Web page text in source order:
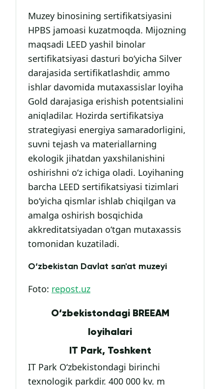
Muzey binosining sertifikatsiyasini
HPBS jamoasi kuzatmoqda. Mijozning
maqsadi LEED yashil binolar
sertifikatsiyasi dasturi bo‘yicha Silver
darajasida sertifikatlashdir, ammo
ishlar davomida mutaxassislar loyiha
Gold darajasiga erishish potentsialini
aniqladilar. Hozirda sertifikatsiya
strategiyasi energiya samaradorligini,
suvni tejash va materiallarning
ekologik jihatdan yaxshilanishini
oshirishni o‘z ichiga oladi. Loyihaning
barcha LEED sertifikatsiyasi tizimlari
bo‘yicha qismlar ishlab chiqilgan va
amalga oshirish bosqichida
akkreditatsiyadan o‘tgan mutaxassis
tomonidan kuzatiladi.
O‘zbekistan Davlat san'at muzeyi
Foto: repost.uz
O‘zbekistondagi BREEAM
loyihalari
IT Park, Toshkent
IT Park O‘zbekistondagi birinchi
texnologik parkdir. 400 000 kv. m